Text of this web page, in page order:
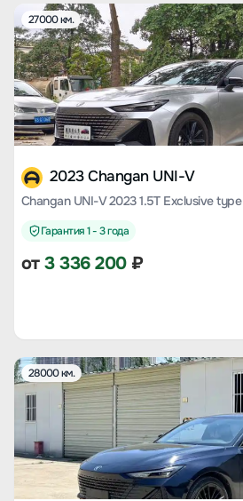
27000 км.
2023 Changan UNI-V
Changan UNI-V 2023 1.5T Exclusive type
Гарантия 1 - 3 года
от3 336 200₽
28000 км.